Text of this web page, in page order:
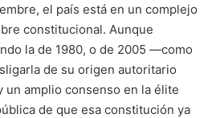
el país está en un complejo
constitucional. Aunque
la de 1980, o de 2005 —como
de su origen autoritario
amplio consenso en la élite
de que esa constitución ya